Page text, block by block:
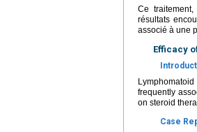
Ce
résultats
associé à une
Efficacy
frequently
on steroid
Case